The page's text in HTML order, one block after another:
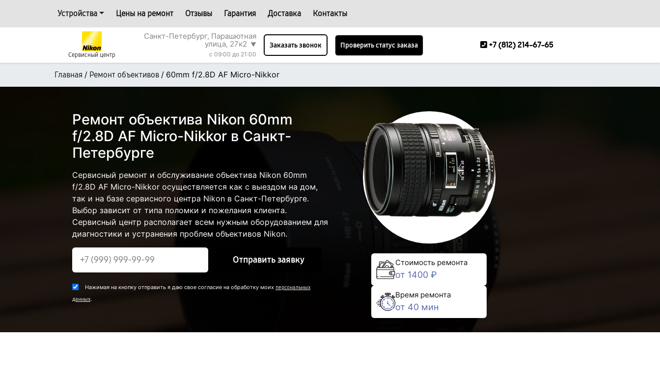
Устройства Цены на ремонт Отзывы Гарантия Доставка Контакты
Сервисный центр
Санкт-Петербург, Парашютная
улица, 27к2 ▼
c 09:00 до 21:00
Заказать звонок Проверить статус заказа +7 (812) 214-67-65
Главная / Ремонт объективов / 60mm f/2.8D AF Micro-Nikkor
Ремонт объектива Nikon 60mm
f/2.8D AF Micro-Nikkor в Санкт-
Петербурге
Сервисный ремонт и обслуживание объектива Nikon 60mm
f/2.8D AF Micro-Nikkor осуществляется как с выездом на дом,
так и на базе сервисного центра Nikon в Санкт-Петербурге.
Выбор зависит от типа поломки и пожелания клиента.
Сервисный центр располагает всем нужным оборудованием для
диагностики и устранения проблем объективов Nikon.
Отправить заявку
Нажимая на кнопку отправить я даю свое согласие на обработку моих персональных
данных.
Стоимость ремонта
от 1400 ₽
Время ремонта
от 40 мин